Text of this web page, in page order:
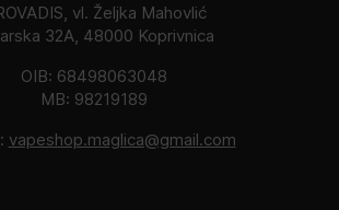
vl. Željka Mahovlić
32A, 48000 Koprivnica
OIB: 68498063048
MB: 98219189
vapeshop.maglica@gmail.com